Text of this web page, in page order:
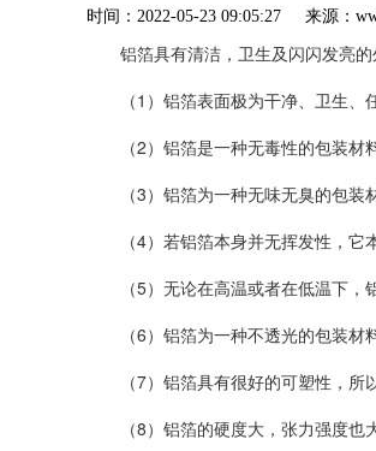
时间：2022-05-23 09:05:27 来源：
铝箔具有清洁，卫生及闪闪发亮
（1）铝箔表面极为干净、卫生、
（2）铝箔是一种无毒性的包装
（3）铝箔为一种无味无臭的包装
（4）若铝箔本身并无挥发性，它
（5）无论在高温或者在低温下，
（6）铝箔为一种不透光的包装
（7）铝箔具有很好的可塑性，
（8）铝箔的硬度大，张力强度也